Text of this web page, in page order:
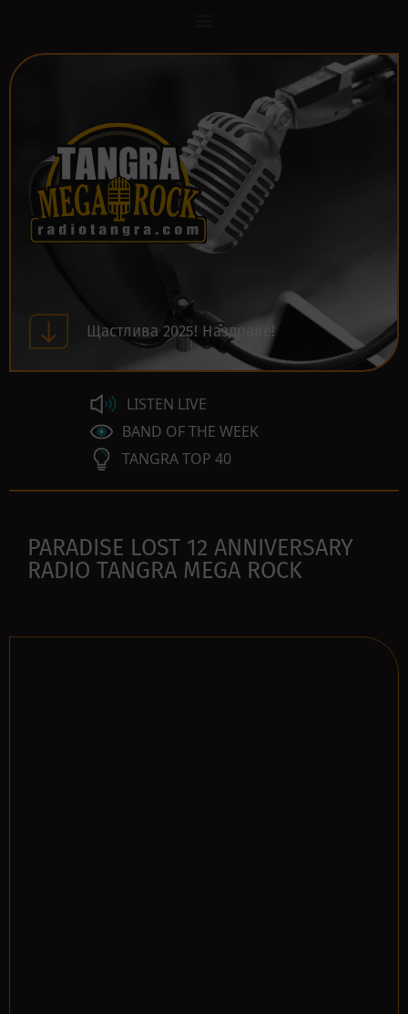
Щастлива 2025! Наздраве!
LISTEN LIVE
BAND OF THE WEEK
TANGRA TOP 40
PARADISE LOST 12 ANNIVERSARY
RADIO TANGRA MEGA ROCK